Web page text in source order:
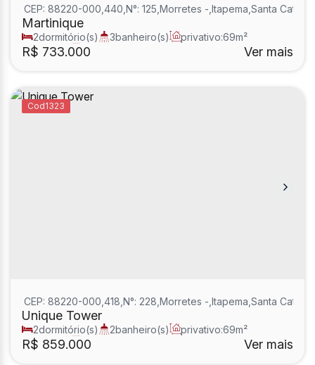
Martinique
R$ 733.000
CEP: 88220-000 440 N°: 125 Morretes Itapema Santa
2dormitório(s) 3banheiro(s) privativo:69m²
1sala(s) 2suíte(s) Ver mais
1323
Unique Tower
R$ 859.000
CEP: 88220-000 418 N°: 228 Morretes Itapema Santa
2dormitório(s) 2banheiro(s) privativo:69m²
1sala(s) 2suíte(s) Ver mais